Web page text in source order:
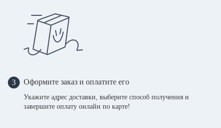
3 Оформите заказ и оплатите его
Укажите адрес доставки, выберите способ получения и
завершите оплату онлайн по карте!